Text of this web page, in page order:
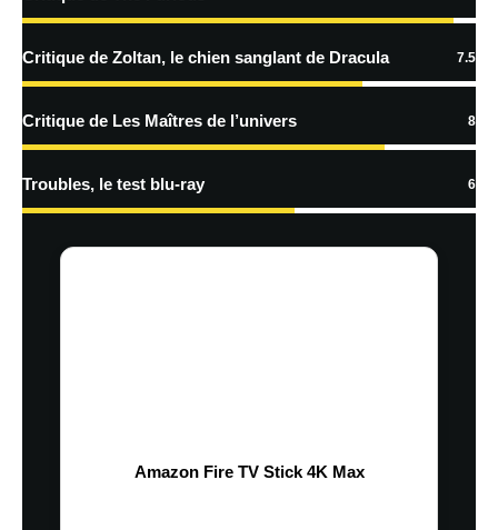
traitées
Critique de Zoltan, le chien sanglant de Dracula 7.5
Critique de Les Maîtres de l’univers 8
Troubles, le test blu-ray 6
Amazon Fire TV Stick 4K Max